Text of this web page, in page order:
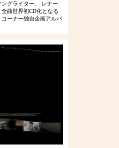
グライター、 レナー
曲世界初CD化となる
コーナー独自企画アルバ